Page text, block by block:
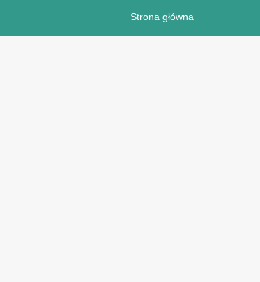
Strona główna